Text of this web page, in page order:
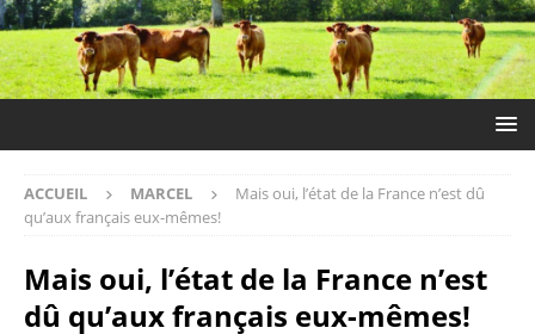
ACCUEIL MARCEL
Mais oui, l’état de la France n’est dû
qu’aux français eux-mêmes!
Mais oui, l’état de la France n’est
dû qu’aux français eux-mêmes!